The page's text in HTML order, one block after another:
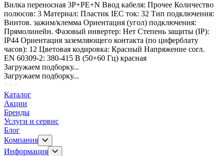
Вилка переносная 3P+PE+N Ввод кабеля: Прочее Количество
полюсов: 3 Материал: Пластик IEC ток: 32 Тип подключения:
Винтов. зажим/клемма Ориентация (угол) подключения:
Прямолинейн. Фазовый инвертер: Нет Степень защиты (IP):
IP44 Ориентация заземляющего контакта (по циферблату
часов): 12 Цветовая кодировка: Красный Напряжение согл.
EN 60309-2: 380-415 В (50+60 Гц) красная
Загружаем подборку...
Загружаем подборку...
Каталог
Акции
Бренды
Услуги и сервис
Блог
Компания
Информация